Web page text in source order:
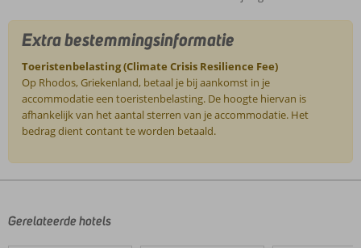
Extra bestemmingsinformatie
Toeristenbelasting (Climate Crisis Resilience Fee)
Op Rhodos, Griekenland, betaal je bij aankomst in je
accommodatie een toeristenbelasting. De hoogte hiervan is
afhankelijk van het aantal sterren van je accommodatie. Het
bedrag dient contant te worden betaald.
door
Gerelateerde hotels